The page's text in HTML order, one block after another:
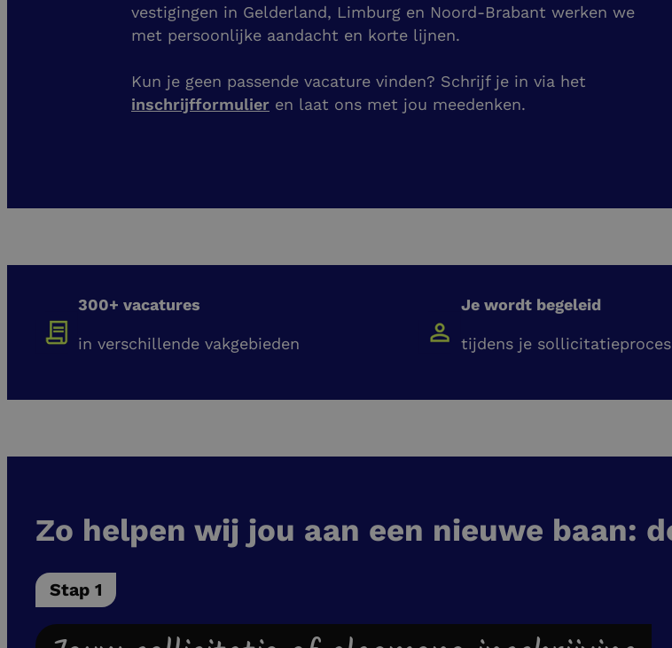
vestigingen in Gelderland, Limburg en Noord-Brabant werken we
met persoonlijke aandacht en korte lijnen.
Kun je geen passende vacature vinden? Schrijf je in via het
inschrijfformulier en laat ons met jou meedenken.
300+ vacatures
in verschillende vakgebieden
Je wordt begeleid
tijdens je sollicitatieproces
Zo helpen wij jou aan een nieuwe baan:
Stap 1